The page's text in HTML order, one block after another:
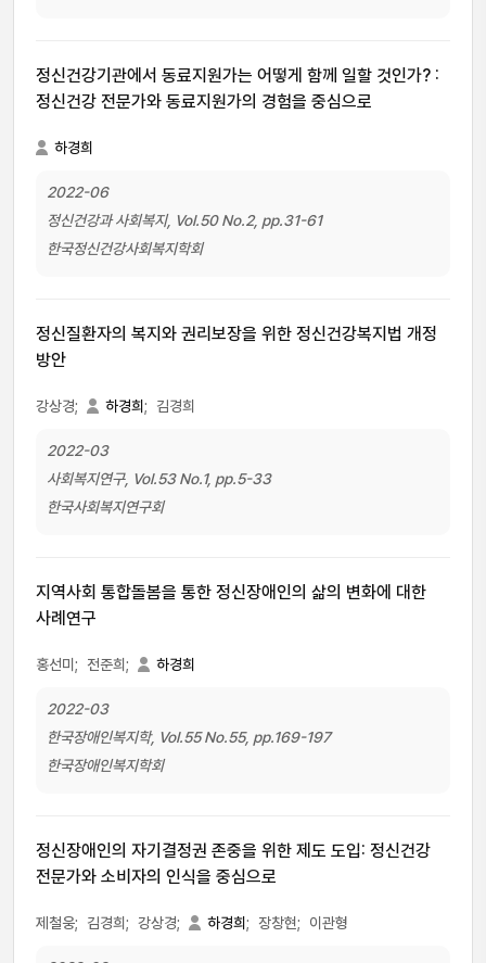
정신건강기관에서 동료지원가는 어떻게 함께 일할 것인가? :
정신건강 전문가와 동료지원가의 경험을 중심으로
하경희
2022-06
정신건강과 사회복지, Vol.50 No.2, pp.31-61
한국정신건강사회복지학회
정신질환자의 복지와 권리보장을 위한 정신건강복지법 개정
방안
강상경; 하경희; 김경희
2022-03
사회복지연구, Vol.53 No.1, pp.5-33
한국사회복지연구회
지역사회 통합돌봄을 통한 정신장애인의 삶의 변화에 대한
사례연구
홍선미; 전준희; 하경희
2022-03
한국장애인복지학, Vol.55 No.55, pp.169-197
한국장애인복지학회
정신장애인의 자기결정권 존중을 위한 제도 도입: 정신건강
전문가와 소비자의 인식을 중심으로
제철웅; 김경희; 강상경; 하경희; 장창현; 이관형